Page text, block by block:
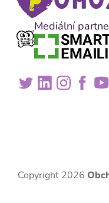
Mediální
Copyright 2026